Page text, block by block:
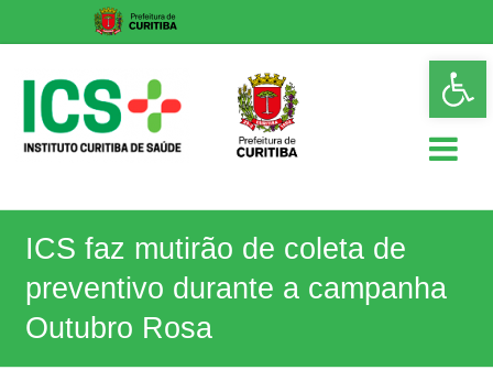
content
ICS
Instituto
de
Saúde
ICS faz mutirão de coleta de
preventivo durante a campanha
Outubro Rosa